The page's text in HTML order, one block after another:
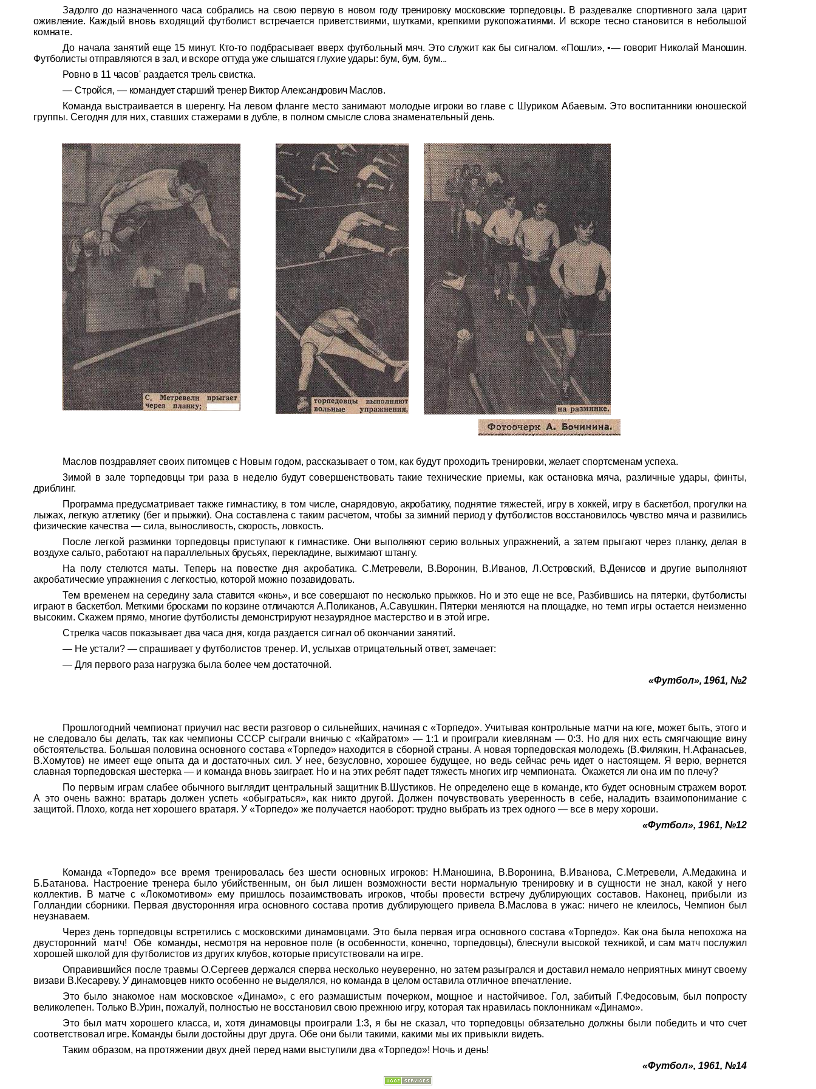
Задолго до назначенного часа собрались на свою первую в новом году тренировку московские торпедовцы. В раздевалке спортивного зала царит
оживление. Каждый вновь входящий футболист встречается приветствиями, шутками, крепкими рукопожатиями. И вскоре тесно становится в небольшой
комнате.
До начала занятийеще 15 минут. Кто-то подбрасывает вверх футбольный мяч. Это служит как бы сигналом.«Пошли», •— говорит Николай Маношин.
Футболисты отправляются взал, и вскоре оттуда уже слышатся глухиеудары: бум, бум, бум...
Ровно в 11 часов' раздается трель свистка.
— Стройся, — командует старший тренер Виктор Александрович Маслов.
Команда выстраивается в шеренгу. На левом фланге место занимают молодые игроки во главе с Шуриком Абаевым. Это воспитанники юношеской
группы. Сегодня для них,ставших стажерами в дубле, в полном смысле слова знаменательный день.
Маслов поздравляет своих питомцев с Новым годом, рассказывает о том, как будут проходить тренировки, желает спортсменам успеха.
3имой в зале торпедовцы три раза в неделю будут совершенствовать такие технические приемы, как остановка мяча, различные удары, финты,
дриблинг.
Программа предусматривает также гимнастику, в том числе, снарядовую, акробатику, поднятие тяжестей, игру в хоккей, игру в баскетбол, прогулки на
лыжах, легкую атлетику (бег и прыжки). Она составлена с таким расчетом, чтобы за зимний период у футболистов восстановилось чувство мяча и развились
физические качества — сила, выносливость, скорость, ловкость.
После легкой разминки торпедовцы приступают к гимнастике. Они выполняют серию вольных упражнений, а затем прыгают через планку, делая в
воздухе сальто, работают на параллельных брусьях, перекладине, выжимают штангу.
На полу стелются маты. Теперь на повестке дня акробатика. С.Метревели, В.Воронин, В.Иванов,Л.Островский, В.Денисов и другие выполняют
акробатические упражнения с легкостью, которой можно позавидовать.
Тем временем на середину зала ставится «конь», и все совершают по несколько прыжков. Но и это еще не все, Разбившись на пятерки,футболисты
играют в баскетбол. Меткими бросками по корзине отличаются А.Поликанов, А.Савушкин. Пятерки меняются на площадке, но темп игры остается неизменно
высоким. Скажем прямо, многие футболисты демонстрируют незаурядное мастерство и в этой игре.
Стрелка часов показывает два часа дня, когда раздается сигнал об окончании занятий.
— Не устали? — спрашивает у футболистов тренер. И, услыхав отрицательный ответ, замечает:
— Для первого раза нагрузка была более чем достаточной.
«Футбол», 1961, №2
Прошлогодний чемпионат приучил нас вести разговоро сильнейших, начиная с «Торпедо». Учитывая контрольные матчи на юге, может быть, этого и
не следовалобы делать, так как чемпионы СССР сыграли вничью с «Кайратом» — 1:1 и проиграли киевлянам — 0:3. Но для них есть смягчающие вину
обстоятельства. Большая половина основного состава «Торпедо» находится в сборной страны. А новая торпедовская молодежь (В.Филякин, Н.Афанасьев,
В.Хомутов) не имеет ещеопыта да и достаточных сил. У нее, безусловно, хорошее будущее, но ведь сейчас речь идет о настоящем. Я верю, вернется
славнаяторпедовская шестерка — и команда вновь заиграет. Но и на этих ребят падет тяжесть многих игр чемпионата. Окажется ли она им по плечу?
По первым играм слабее обычного выглядит центральный защитник В.Шустиков. Не определено еще в команде, кто будет основным стражем ворот.
А это очень важно: вратарь должен успеть «обыграться», как никто другой. Должен почувствовать уверенность в себе, наладить взаимопониманиес
защитой. Плохо, когда нет хорошего вратаря. У «Торпедо» же получается наоборот: трудно выбрать из трех одного — все в меру хороши.
«Футбол», 1961, №12
Команда «Торпедо» все время тренировалась без шести основных игроков: Н.Маношина, В.Воронина, В.Иванова, С.Метревели, А.Медакина и
Б.Батанова. Настроение тренера было убийственным, он был лишен возможности вести нормальную тренировку и в сущности не знал, какой у него
коллектив. В матче с «Локомотивом» ему пришлось позаимствовать игроков, чтобы провести встречу дублирующих составов. Наконец, прибыли из
Голландии сборники. Первая двусторонняя игра основного состава против дублирующего привела В.Маслова в ужас: ничего не клеилось, Чемпион был
неузнаваем.
Через день торпедовцы встретились с московскими динамовцами. Это была первая игра основного состава «Торпедо». Как она была непохожа на
двусторонний
матч! Обе
команды, несмотря на неровное поле (в особенности, конечно, торпедовцы), блеснули высокой техникой, и сам матч послужил
хорошей школой для футболистов из других клубов, которые присутствовали на игре.
Оправившийся после травмы О.Сергеев держался сперва несколько неуверенно, но затем разыгрался и доставил немало неприятных минут своему
визави В.Кесареву. У динамовцев никто особенно не выделялся, но команда в целом оставила отличное впечатление.
Это было знакомое нам московское «Динамо», с его размашистым почерком, мощное и настойчивое. Гол, забитый Г.Федосовым, был попросту
великолепен. Только В.Урин, пожалуй, полностью не восстановил свою прежнюю игру, которая так нравилась поклонникам «Динамо».
Это был матч хорошего класса, и, хотя динамовцы проиграли 1:3, я бы не сказал, что торпедовцы обязательно должны были победить и что счет
соответствовал игре. Команды были достойны друг друга. Обе они были такими, какими мы их привыкли видеть.
Таким образом, на протяжении двух дней перед нами выступили два «Торпедо»! Ночь и день!
«Футбол», 1961, №14